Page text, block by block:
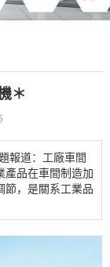
＊
報道：工廠車間
產品在車間制造加
節，是關系工業品